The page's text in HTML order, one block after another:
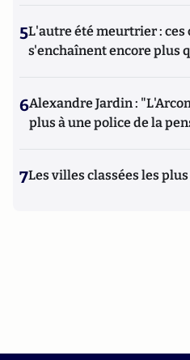
5L'autre été meurtrier : ces
s'enchaînent encore plus
6Alexandre Jardin :
plus à une police de la
7Les villes classées les